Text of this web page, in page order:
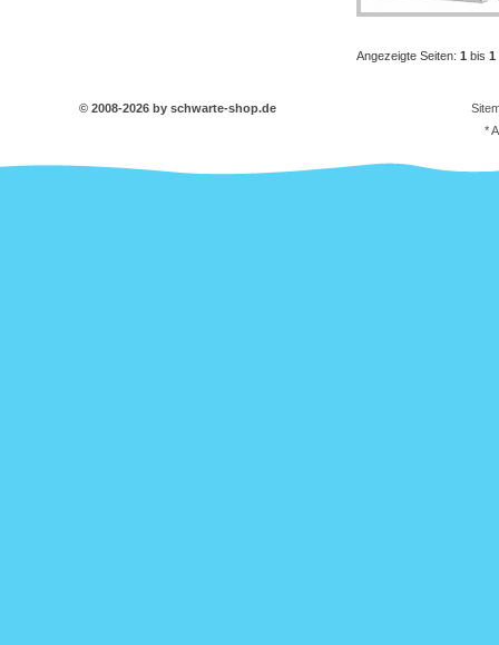
Angezeigte Seiten: 1 bis 1
© 2008-2026 by schwarte-shop.de
*